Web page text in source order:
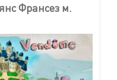
Франсез м.